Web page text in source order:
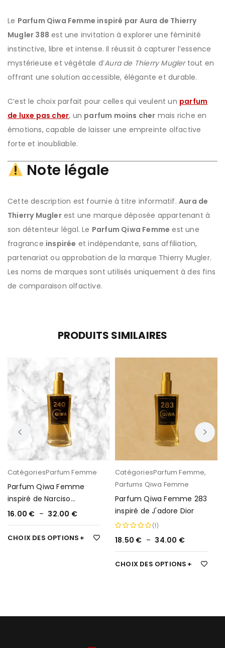
Le Parfum Qiwa Femme inspiré par Aura de Thierry
Mugler 388 est une invitation à explorer une féminité
instinctive, libre et intense. Il réussit à capturer l’essence
mystérieuse et végétale d’Aura de Thierry Muglertout en
offrant une solution accessible, élégante et durable.
C’est le choix parfait pour celles qui veulent un parfum
de luxe pas cher, un parfum moins cher mais riche en
émotions, capable de laisser une empreinte olfactive
forte et inoubliable.
Note légale
Cette description est fournie à titre informatif. Aura de
Thierry Muglerest une marque déposée appartenant à
son détenteur légal. Le Parfum Qiwa Femme est une
fragrance inspirée et indépendante, sans affiliation,
partenariat ou approbation de la marque Thierry Mugler.
Les noms de marques sont utilisés uniquement à des fins
de comparaison olfactive.
PRODUITS SIMILAIRES
CatégoriesParfum Femme
Parfum Qiwa Femme
inspiré de Narciso
Rodriguez For Her de NR
394
16.00 € – 32.00 €
CHOIX DES OPTIONS
CatégoriesParfum Femme,
Parfums Qiwa Femme
Parfum Qiwa Femme 283
inspiré de J'adore Dior
Note 5.00
sur 5
(1)
18.50 € – 34.00 €
CHOIX DES OPTIONS